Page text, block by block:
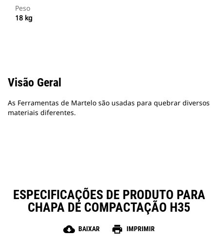
Peso
18 kg
Visão Geral
As Ferramentas de Martelo são usadas para quebrar diversos
materiais diferentes.
ESPECIFICAÇÕES DE PRODUTO PARA
CHAPA DE COMPACTAÇÃO H35
cloud_download BAIXAR print IMPRIMIR